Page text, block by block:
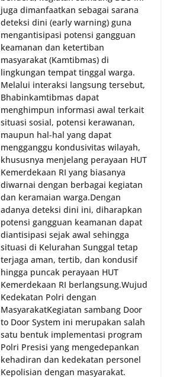
juga dimanfaatkan sebagai sarana
deteksi dini (early warning) guna
mengantisipasi potensi gangguan
keamanan dan ketertiban
masyarakat (Kamtibmas) di
lingkungan tempat tinggal warga.
Melalui interaksi langsung tersebut,
Bhabinkamtibmas dapat
menghimpun informasi awal terkait
situasi sosial, potensi kerawanan,
maupun hal-hal yang dapat
mengganggu kondusivitas wilayah,
khususnya menjelang perayaan HUT
Kemerdekaan RI yang biasanya
diwarnai dengan berbagai kegiatan
dan keramaian warga.‎‎Dengan
adanya deteksi dini ini, diharapkan
potensi gangguan keamanan dapat
diantisipasi sejak awal sehingga
situasi di Kelurahan Sunggal tetap
terjaga aman, tertib, dan kondusif
hingga puncak perayaan HUT
Kemerdekaan RI berlangsung.‎‎Wujud
Kedekatan Polri dengan
Masyarakat‎Kegiatan sambang Door
to Door System ini merupakan salah
satu bentuk implementasi program
Polri Presisi yang mengedepankan
kehadiran dan kedekatan personel
Kepolisian dengan masyarakat.